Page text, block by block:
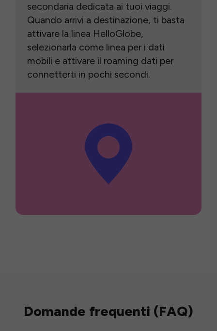
secondaria dedicata ai tuoi viaggi.
Quando arrivi a destinazione, ti basta
attivare la linea HelloGlobe,
selezionarla come linea per i dati
mobili e attivare il roaming dati per
connetterti in pochi secondi.
Domande frequenti (FAQ)